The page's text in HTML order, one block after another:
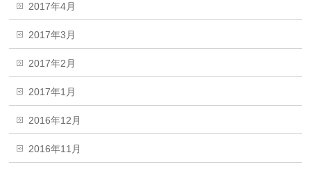
2017年4月
2017年3月
2017年2月
2017年1月
2016年12月
2016年11月